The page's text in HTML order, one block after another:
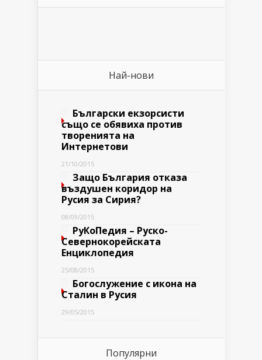
Най-нови
Български екзорсисти
също се обявиха против
творенията на
Интернетови
21/10/2015
Защо България отказа
въздушен коридор на
Русия за Сирия?
08/09/2015
РуКоПедия – Руско-
Севернокорейската
Енциклопедия
25/08/2015
Богослужение с икона на
Сталин в Русия
29/05/2015
Популярни